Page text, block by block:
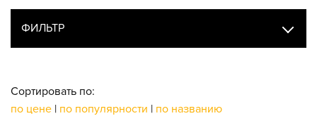
ФИЛЬТР
Сортировать по:
по цене | по популярности | по названию